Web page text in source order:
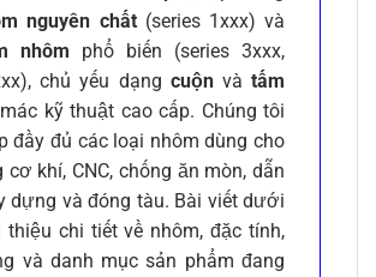
nguyên chất(series 1xxx) và
nhôm phổ biến (series 3xxx,
chủ yếu dạng cuộnvàtấm
kỹ thuật cao cấp. Chúng tôi
đầy đủ các loại nhôm dùng cho
cơ khí, CNC, chống ăn mòn, dẫn
dựng và đóng tàu. Bài viết dưới
chi tiết về nhôm, đặc tính,
và danh mục sản phẩm đang